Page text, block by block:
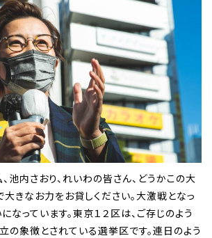
池内さおり、れいわの皆さん、どうかこの大
大きなお力をお貸しください。大激戦となっ
なっています。東京１２区は、ご存じのよう
の象徴とされている選挙区です。連日のよう